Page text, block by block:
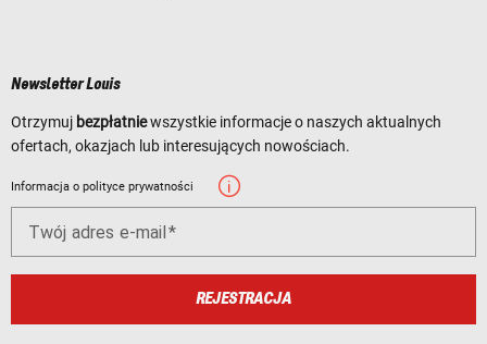
Newsletter Louis
Otrzymuj bezpłatniewszystkie informacje o naszych aktualnych
ofertach, okazjach lub interesujących nowościach.
Informacja o polityce prywatności
Twój adres e-mail
REJESTRACJA